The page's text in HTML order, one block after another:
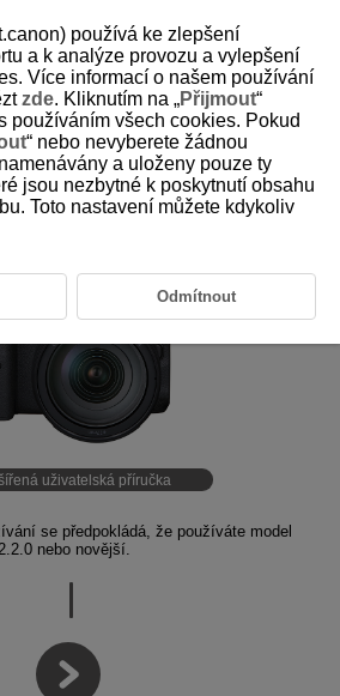
uživatelská příručka
se předpokládá, že používáte model
nebo novější.
používá ke zlepšení
a k analýze provozu a vylepšení
Více informací o našem používání
zde. Kliknutím na „Přijmout“
používáním všech cookies. Pokud
“ nebo nevyberete žádnou
a uloženy pouze ty
jsou nezbytné k poskytnutí obsahu
Toto nastavení můžete kdykoliv
Odmítnout